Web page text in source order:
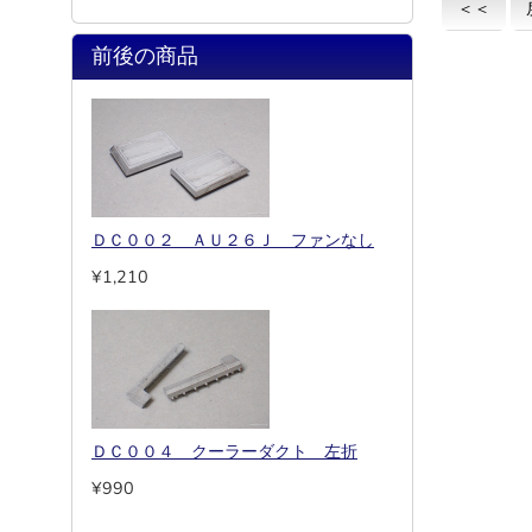
＜＜
前後の商品
ＤＣ００２ ＡＵ２６Ｊ ファンなし
¥1,210
ＤＣ００４ クーラーダクト 左折
¥990